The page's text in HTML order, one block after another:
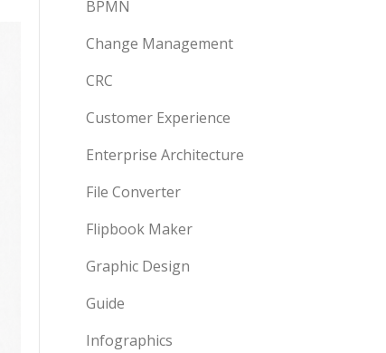
BPMN
Change Management
CRC
Customer Experience
Enterprise Architecture
File Converter
Flipbook Maker
Graphic Design
Guide
Infographics